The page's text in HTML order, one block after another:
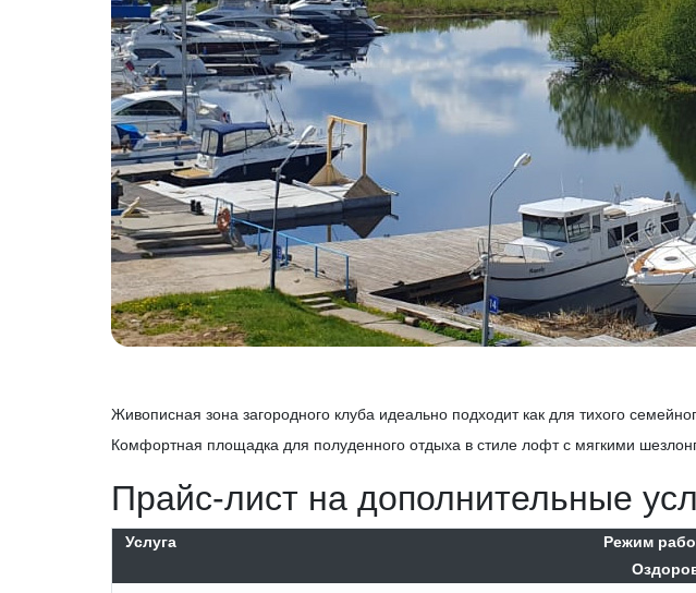
Живописная зона загородного клуба идеально подходит как для тихого
Комфортная площадка для полуденного отдыха в стиле лофт с мягкими
Прайс-лист на дополнительные
Услуга Режим